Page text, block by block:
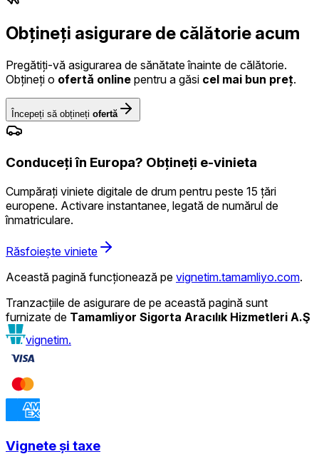
Obțineți asigurare de călătorie acum
Pregătiți-vă asigurarea de sănătate înainte de călătorie.
Obțineți o ofertă online pentru a găsi cel mai bun preț.
Începeți să obțineți ofertă
Conduceți în Europa? Obțineți e-vinieta
Cumpărați viniete digitale de drum pentru peste 15 țări
europene. Activare instantanee, legată de numărul de
înmatriculare.
Răsfoiește viniete
Această pagină funcționează pe vignetim.tamamliyo.com.
Tranzacțiile de asigurare de pe această pagină sunt
furnizate de Tamamliyor Sigorta Aracılık Hizmetleri A.Ş
vignetim.
Vignete și taxe